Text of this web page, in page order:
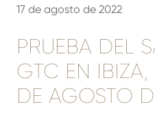
17 de agosto de 2022
PRUEBA DEL
GTC EN
DE AGOSTO